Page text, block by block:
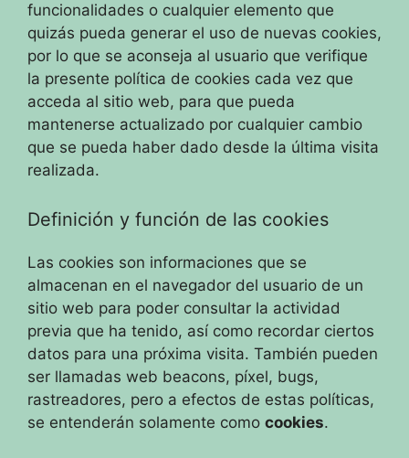
funcionalidades o cualquier elemento que
quizás pueda generar el uso de nuevas cookies,
por lo que se aconseja al usuario que verifique
la presente política de cookies cada vez que
acceda al sitio web, para que pueda
mantenerse actualizado por cualquier cambio
que se pueda haber dado desde la última visita
realizada.
Definición y función de las cookies
Las cookies son informaciones que se
almacenan en el navegador del usuario de un
sitio web para poder consultar la actividad
previa que ha tenido, así como recordar ciertos
datos para una próxima visita. También pueden
ser llamadas web beacons, píxel, bugs,
rastreadores, pero a efectos de estas políticas,
se entenderán solamente como cookies.